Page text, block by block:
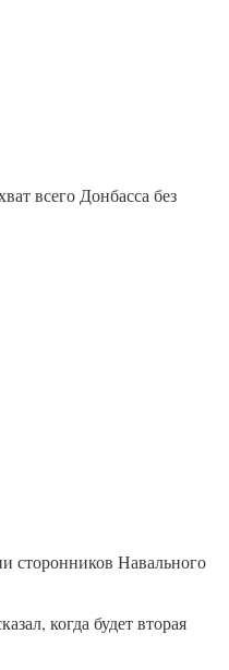
всего Донбасса без
сторонников Навального
когда будет вторая